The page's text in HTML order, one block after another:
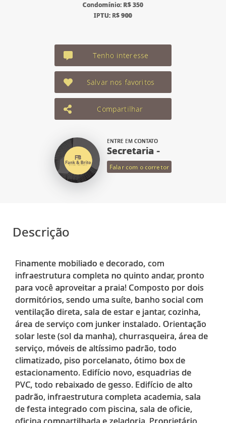
Condomínio: R$ 350
IPTU: R$ 900
Tenho interesse
Salvar nos favoritos
Compartilhar
ENTRE EM CONTATO
Secretaria -
Falar com o corretor
Descrição
Finamente mobiliado e decorado, com
infraestrutura completa no quinto andar, pronto
para você aproveitar a praia! Composto por dois
dormitórios, sendo uma suíte, banho social com
ventilação direta, sala de estar e jantar, cozinha,
área de serviço com junker instalado. Orientação
solar leste (sol da manha), churrasqueira, área de
serviço, móveis de altíssimo padrão, todo
climatizado, piso porcelanato, ótimo box de
estacionamento. Edifício novo, esquadrias de
PVC, todo rebaixado de gesso. Edifício de alto
padrão, infraestrutura completa academia, sala
de festa integrado com piscina, sala de oficie,